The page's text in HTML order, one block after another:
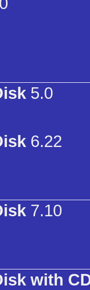
5.0
6.22
7.10
with